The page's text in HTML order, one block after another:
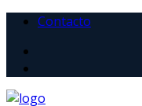
Contacto